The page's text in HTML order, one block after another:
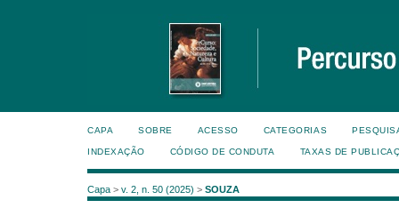
CAPA SOBRE ACESSO CATEGORIAS
INDEXAÇÃO CÓDIGO DE CONDUTA TAXAS DE
Capa > v. 2, n. 50 (2025) > SOUZA